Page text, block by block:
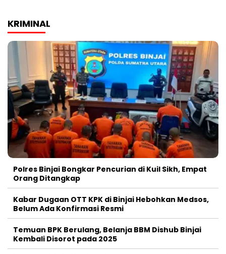
KRIMINAL
Polres Binjai Bongkar Pencurian di Kuil Sikh, Empat
Orang Ditangkap
Kabar Dugaan OTT KPK di Binjai Hebohkan Medsos,
Belum Ada Konfirmasi Resmi
Temuan BPK Berulang, Belanja BBM Dishub Binjai
Kembali Disorot pada 2025